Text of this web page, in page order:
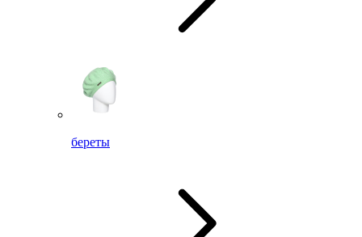
береты